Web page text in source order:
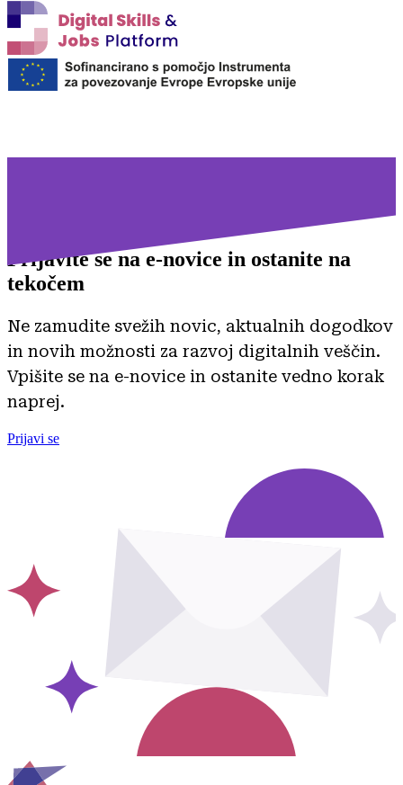
Prijavite se na e-novice in ostanite na
tekočem
Ne zamudite svežih novic, aktualnih dogodkov
in novih možnosti za razvoj digitalnih veščin.
Vpišite se na e-novice in ostanite vedno korak
naprej.
Prijavi se